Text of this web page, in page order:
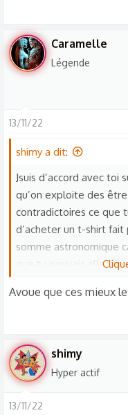
Caramelle
Légende
13/11/22
shimy a dit:
Jsuis d’accord avec
qu’on exploite des
contradictoires ce que
d’acheter un t-shirt
somme astronomique
que tu pouvais aller à
autre
Avoue que ces mieux
shimy
Hyper actif
13/11/22